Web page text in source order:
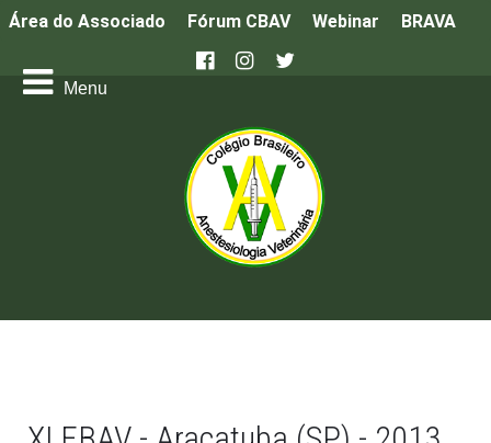
Área do Associado Fórum CBAV Webinar BRAVA